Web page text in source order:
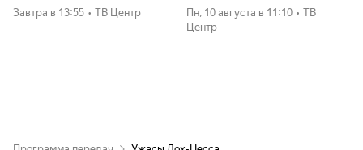
Завтра в 13:55 • ТВ Центр пн, 10 августа в 11:10 • ТВ
Центр